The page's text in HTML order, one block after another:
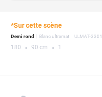
*Sur cette scène
Demi rond Blanc ultramat ULMAT-3301
180 x 90 cm x 1